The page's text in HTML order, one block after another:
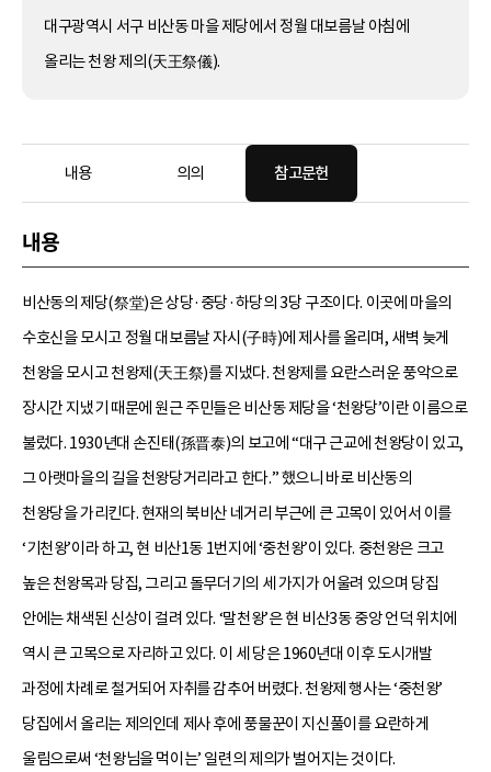
대구광역시 서구 비산동 마을 제당에서 정월 대보름날 아침에
올리는 천왕 제의(天王祭儀).
내용 의의 참고문헌
내용
비산동의 제당(祭堂)은 상당·중당·하당의 3당 구조이다. 이곳에 마을의
수호신을 모시고 정월 대보름날 자시(子時)에 제사를 올리며, 새벽 늦게
천왕을 모시고 천왕제(天王祭)를 지냈다. 천왕제를 요란스러운 풍악으로
장시간 지냈기 때문에 원근 주민들은 비산동 제당을 ‘천왕당’이란 이름으로
불렀다. 1930년대 손진태(孫晋泰)의 보고에 “대구 근교에 천왕당이 있고,
그 아랫마을의 길을 천왕당거리라고 한다.” 했으니 바로 비산동의
천왕당을 가리킨다. 현재의 북비산 네거리 부근에 큰 고목이 있어서 이를
‘기천왕’이라 하고, 현 비산1동 1번지에 ‘중천왕’이 있다. 중천왕은 크고
높은 천왕목과 당집, 그리고 돌무더기의 세 가지가 어울려 있으며 당집
안에는 채색된 신상이 걸려 있다. ‘말천왕’은 현 비산3동 중앙 언덕 위치에
역시 큰 고목으로 자리하고 있다. 이 세 당은 1960년대 이후 도시개발
과정에 차례로 철거되어 자취를 감추어 버렸다. 천왕제 행사는 ‘중천왕’
당집에서 올리는 제의인데 제사 후에 풍물꾼이 지신풀이를 요란하게
울림으로써 ‘천왕님을 먹이는’ 일련의 제의가 벌어지는 것이다.